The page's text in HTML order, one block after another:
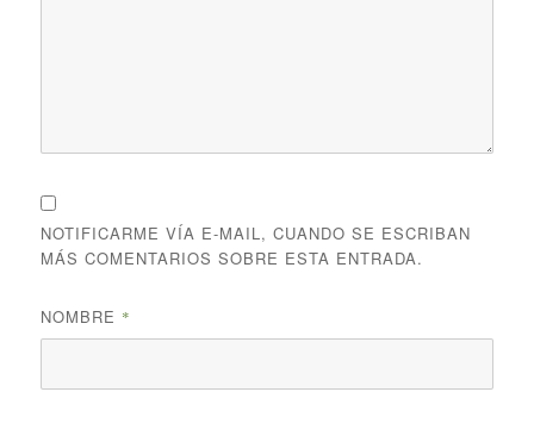
NOTIFICARME VÍA E-MAIL, CUANDO SE ESCRIBAN
MÁS COMENTARIOS SOBRE ESTA ENTRADA.
NOMBRE *